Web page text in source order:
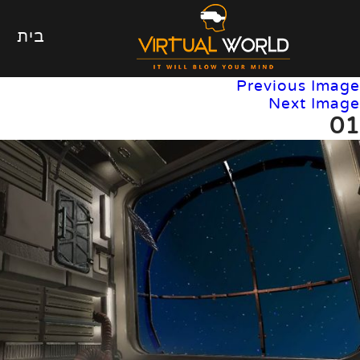
בית
Previous Image
Next Image
01